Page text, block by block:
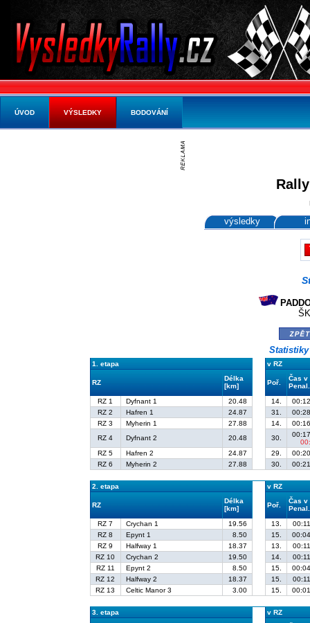
výsledky
1. etapa v RZ
RZ
Délka
[km]
Poř.
Čas v
Penal.
RZ 1
Dyfnant 1 20.48 14.
RZ 2
Hafren 1 24.87 31.
RZ 3
Myherin 1 27.88 14.
RZ 4
Dyfnant 2 20.48 30.
RZ 5
Hafren 2 24.87 29.
RZ 6
Myherin 2 27.88 30.
2. etapa v RZ
RZ
Délka
[km]
Poř.
Čas v
Penal.
RZ 7
Crychan 1 19.56 13.
RZ 8
Epynt 1 8.50 15.
RZ 9
Halfway 1 18.37 13.
RZ 10
Crychan 2 19.50 14.
RZ 11
Epynt 2 8.50 15.
RZ 12
Halfway 2 18.37 15.
RZ 13
Celtic Manor 3 3.00 15.
3. etapa v RZ
ÚVOD VÝSLEDKY BODOVÁNÍ